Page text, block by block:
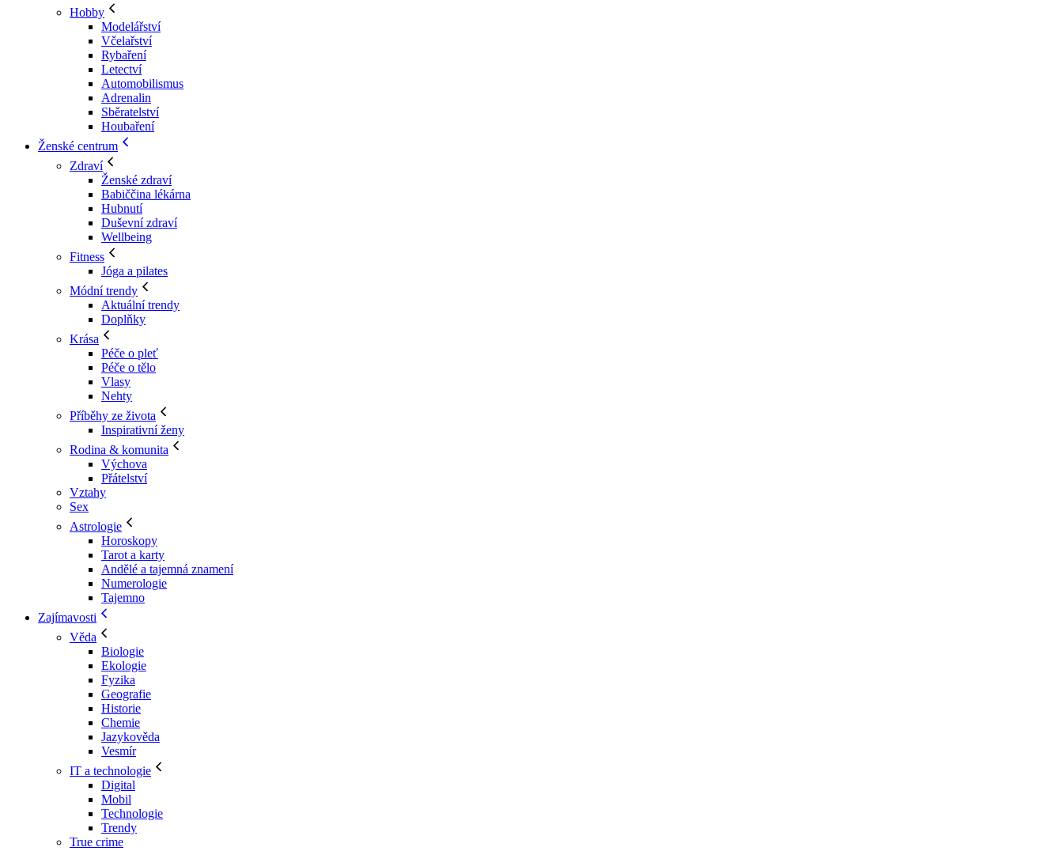
Hobby
Modelářství
Včelařství
Rybaření
Letectví
Automobilismus
Adrenalin
Sběratelství
Houbaření
Ženské centrum
Zdraví
Ženské zdraví
Babiččina lékárna
Hubnutí
Duševní zdraví
Wellbeing
Fitness
Jóga a pilates
Módní trendy
Aktuální trendy
Doplňky
Krása
Péče o pleť
Péče o tělo
Vlasy
Nehty
Příběhy ze života
Inspirativní ženy
Rodina & komunita
Výchova
Přátelství
Vztahy
Sex
Astrologie
Horoskopy
Tarot a karty
Andělé a tajemná znamení
Numerologie
Tajemno
Zajímavosti
Věda
Biologie
Ekologie
Fyzika
Geografie
Historie
Chemie
Jazykověda
Vesmír
IT a technologie
Digital
Mobil
Technologie
Trendy
True crime